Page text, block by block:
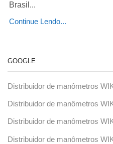
Brasil...
Continue Lendo...
GOOGLE
Distribuidor de manômetros
Distribuidor de manômetros
Distribuidor de manômetros
Distribuidor de manômetros